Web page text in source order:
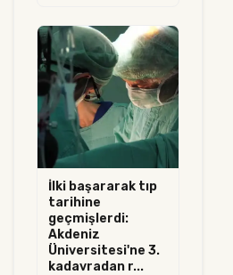
İlki başararak tıp
tarihine
geçmişlerdi:
Akdeniz
Üniversitesi'ne 3.
kadavradan r...